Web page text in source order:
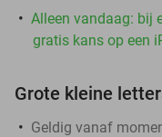
Alleen vandaag: bij
gratis kans op een
Grote kleine
Geldig vanaf